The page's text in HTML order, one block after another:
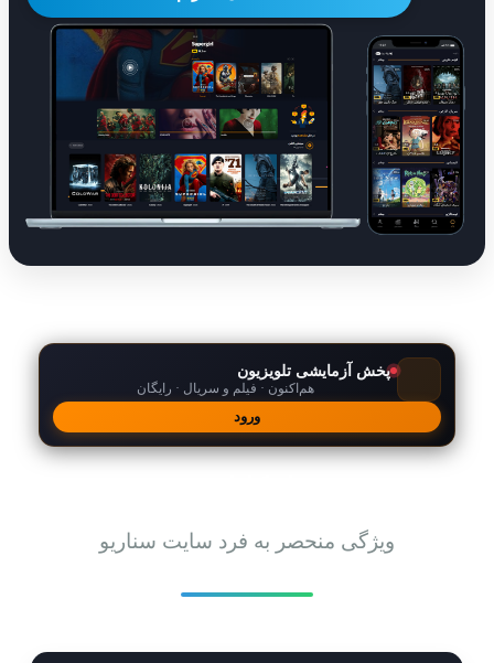
پخش آزمایشی تلویزیون
هم‌اکنون · فیلم و سریال · رایگان
ویژگی منحصر به فرد سایت سناریو